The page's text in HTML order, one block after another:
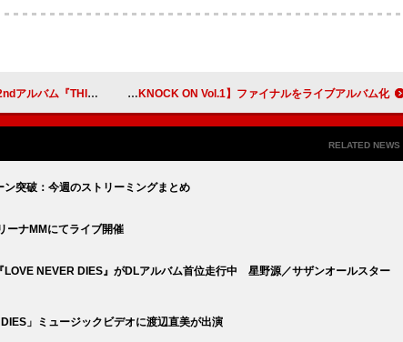
HOPE.』リリース決定 BOYNEXTDOOR、ツアー【KNOCK ON Vol.1】ファイナルをライブアルバム化
RELATED NEWS
突破：今週のストリーミングまとめ
ーナMMにてライブ開催
LOVE NEVER DIES』がDLアルバム首位走行中 星野源／サザンオールスター
」ミュージックビデオに渡辺直美が出演